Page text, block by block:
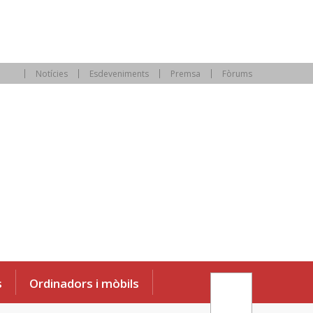
Notícies Esdeveniments Premsa Fòrums
Ordinadors i mòbils